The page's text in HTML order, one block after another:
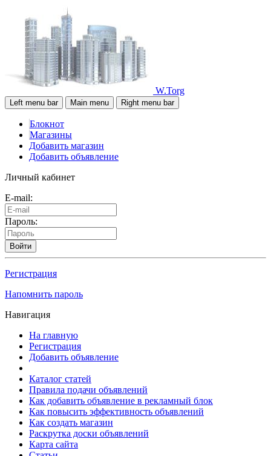
W.Torg
Left menu bar Main menu Right menu bar
Блокнот
Магазины
Добавить магазин
Добавить объявление
Личный кабинет
E-mail:
Пароль:
Войти
Регистрация
Напомнить пароль
Навигация
На главную
Регистрация
Добавить объявление
Каталог статей
Правила подачи объявлений
Как добавить объявление в рекламный блок
Как повысить эффективность объявлений
Как создать магазин
Раскрутка доски объявлений
Карта сайта